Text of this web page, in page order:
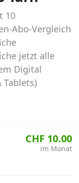
Smart
Design
10
Abo-Vergleich
jetzt alle
Digital
Tablets)
CHF 10.00
im Monat